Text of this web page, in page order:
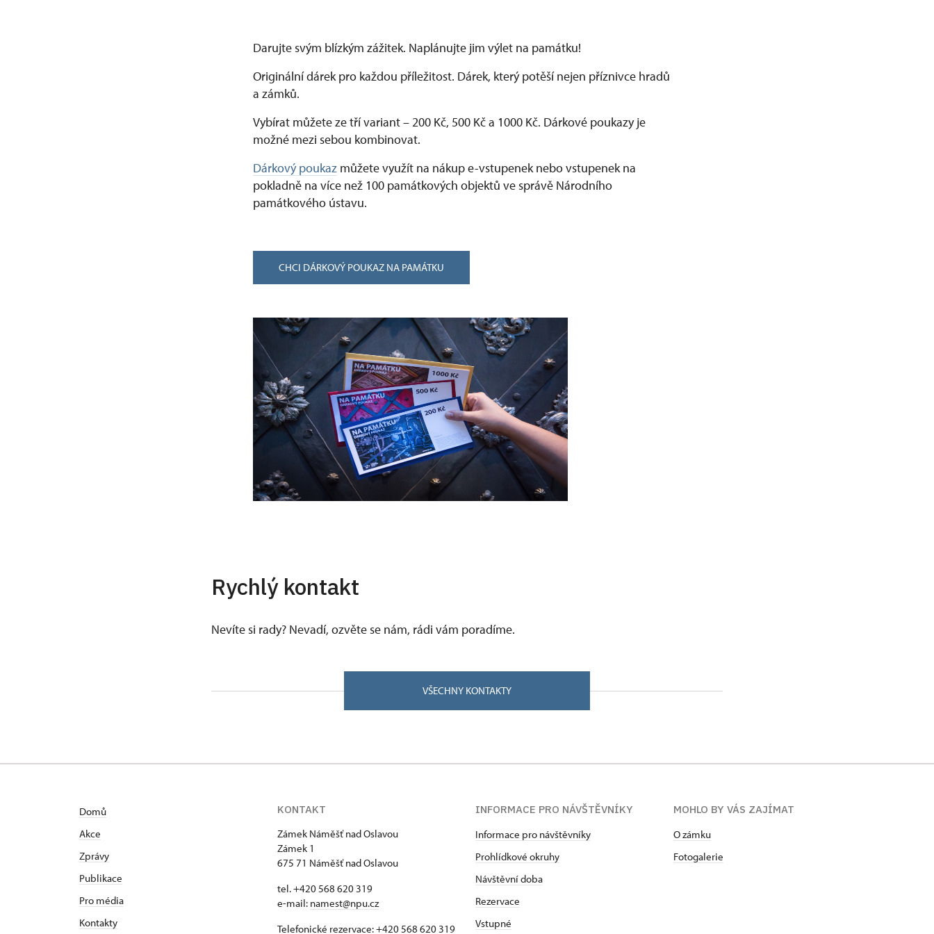
Darujte svým blízkým zážitek. Naplánujte jim výlet na památku!
Originální dárek pro každou příležitost. Dárek, který potěší nejen příznivce hradů
a zámků.
Vybírat můžete ze tří variant –⁠ 200 Kč, 500 Kč a 1000 Kč. Dárkové poukazy je
možné mezi sebou kombinovat.
Dárkový poukaz můžete využít na nákup e-vstupenek nebo vstupenek na
pokladně na více než 100 památkových objektů ve správě Národního
památkového ústavu.
CHCI DÁRKOVÝ POUKAZ NA PAMÁTKU
Rychlý kontakt
Nevíte si rady? Nevadí, ozvěte se nám, rádi vám poradíme.
VŠECHNY KONTAKTY
Domů
Akce
Zprávy
Publikace
Pro média
Kontakty
KONTAKT
Zámek Náměšť nad Oslavou
Zámek 1
675 71 Náměšť nad Oslavou
tel. +420 568 620 319
e-mail: namest@npu.cz
Telefonické rezervace: +420 568 620 319
INFORMACE PRO NÁVŠTĚVNÍKY
Informace pro návštěvníky
Prohlídkové okruhy
Návštěvní doba
Rezervace
Vstupné
MOHLO BY VÁS ZAJÍMAT
O zámku
Fotogalerie